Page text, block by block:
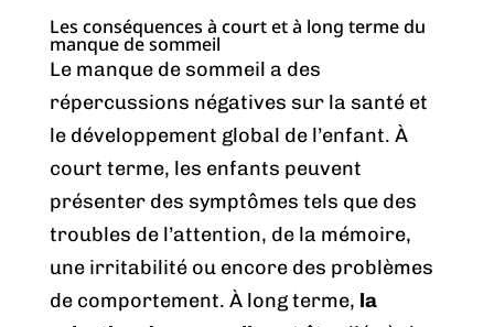
Les conséquences à court et à long terme du
manque de sommeil
Le manque de sommeil a des
répercussions négatives sur la santé et
le développement global de l’enfant. À
court terme, les enfants peuvent
présenter des symptômes tels que des
troubles de l’attention, de la mémoire,
une irritabilité ou encore des problèmes
de comportement. À long terme, la